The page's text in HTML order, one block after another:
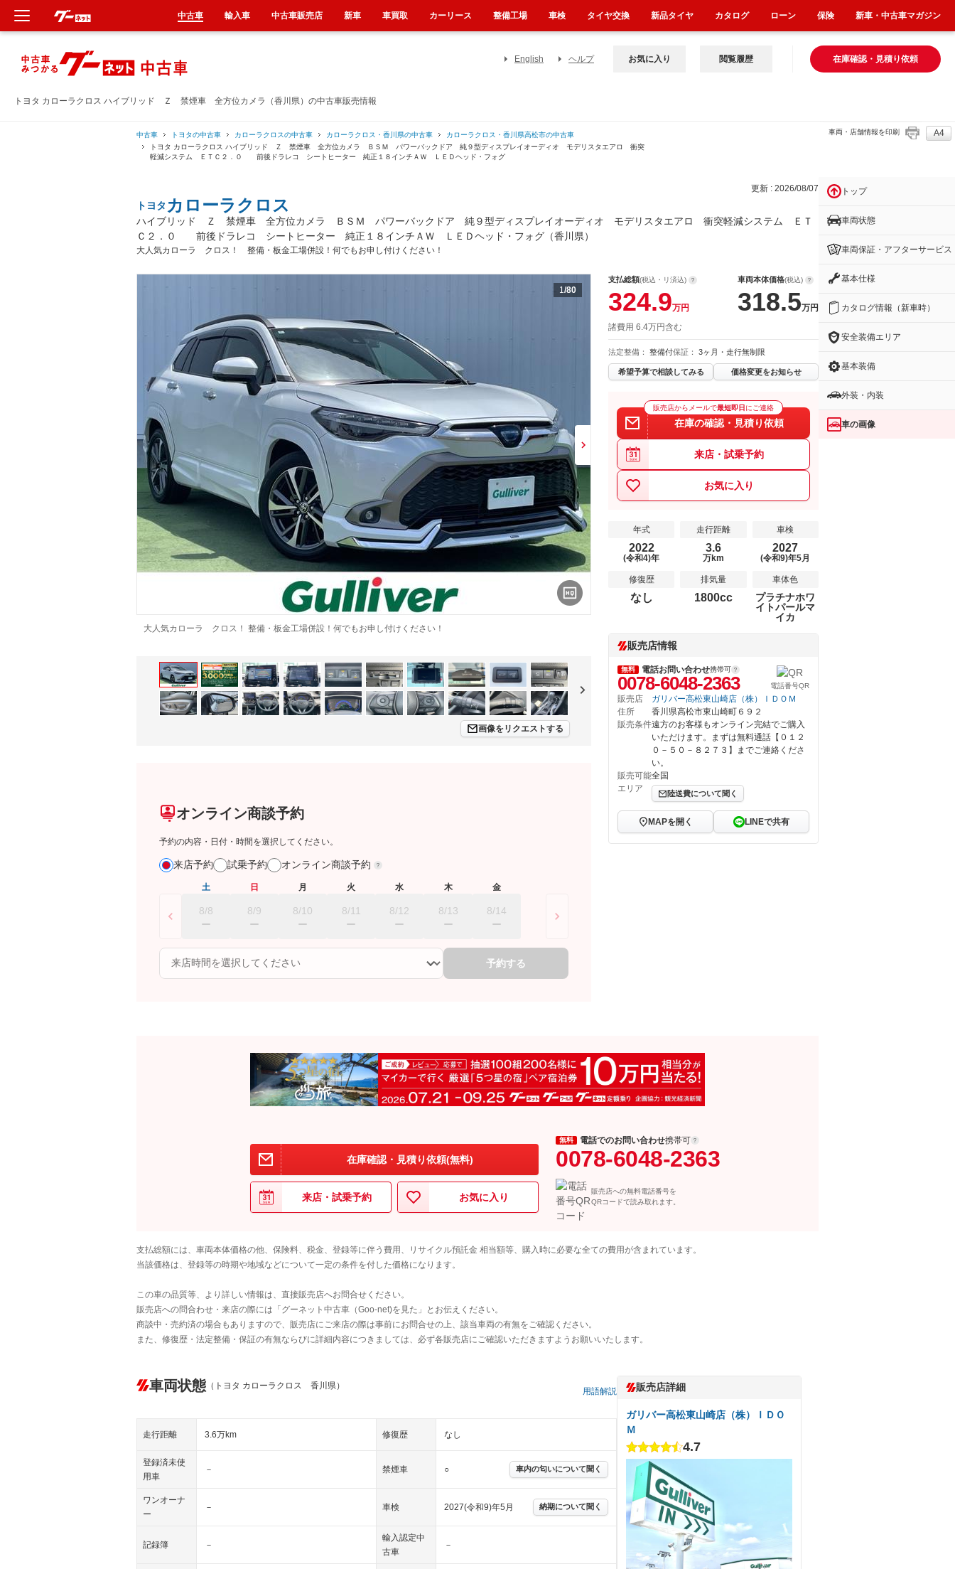
トヨタ カローラクロス ハイブリッド Ｚ 禁煙車 全方位カメラ（香川県）の中古車販売情報
English ヘルプ 在庫確認・見積り依頼
お気に入り 閲覧履歴
中古車 トヨタの中古車 カローラクロスの中古車 カローラクロス・香川県の中古車
カローラクロス・香川県高松市の中古車
トヨタ カローラクロス ハイブリッド Ｚ 禁煙車 全方位カメラ ＢＳＭ パワーバックドア 純９型ディスプレイオーディオ モデリスタエアロ 衝突
軽減システム ＥＴＣ２．０ 前後ドラレコ シートヒーター 純正１８インチＡＷ ＬＥＤヘッド・フォグ
車両・店舗情報を印刷 A4
更新 : 2026/08/07
トヨタ カローラクロス
ハイブリッド Ｚ 禁煙車 全方位カメラ ＢＳＭ パワーバックドア 純９型ディスプレイオーディオ モデリスタエアロ 衝突軽減システム ＥＴ
Ｃ２．０ 前後ドラレコ シートヒーター 純正１８インチＡＷ ＬＥＤヘッド・フォグ（香川県）
大人気カローラ クロス！ 整備・板金工場併設！何でもお申し付けください！
1/80
大人気カローラ クロス！ 整備・板金工場併設！何でもお申し付けください！
画像をリクエストする
オンライン商談予約
予約の内容・日付・時間を選択してください。
来店予約 試乗予約 オンライン商談予約
土
8/8
日
8/9
月
8/10
火
8/11
水
8/12
木
8/13
金
8/14
予約する
支払総額(税込・リ済込)
324.9万円
車両本体価格(税込)
318.5万円
諸費用 6.4万円含む
法定整備： 整備付保証： 3ヶ月・走行無制限
希望予算で相談してみる 価格変更をお知らせ
販売店からメールで最短即日 にご連絡
在庫の確認・見積り依頼
来店・試乗予約
お気に入り
年式
2022
(令和4)年
走行距離
3.6
万km
車検
2027
(令和9)年5月
修復歴
なし
排気量
1800cc
車体色
プラチナホワ
イトパールマ
イカ
販売店情報
無料 電話お問い合わせ携帯可
0078-6048-2363 電話番号QR
販売店
ガリバー高松東山崎店（株）ＩＤＯＭ
住所
香川県高松市東山崎町６９２
販売条件遠方のお客様もオンライン完結でご購入
いただけます。まずは無料通話【０１２
０－５０－８２７３】までご連絡くださ
い。
販売可能
エリア
全国
陸送費について聞く
MAPを開く LINEで共有
在庫確認・見積り依頼(無料)
来店・試乗予約 お気に入り
無料 電話でのお問い合わせ携帯可
0078-6048-2363
販売店への無料電話番号を
QRコードで読み取れます。
支払総額には、車両本体価格の他、保険料、税金、登録等に伴う費用、リサイクル預託金 相当額等、購入時に必要な全ての費用が含まれています。
当該価格は、登録等の時期や地域などについて一定の条件を付した価格になります。
この車の品質等、より詳しい情報は、直接販売店へお問合せください。
販売店への問合わせ・来店の際には「グーネット中古車（Goo-net)を見た」とお伝えください。
商談中・売約済の場合もありますので、販売店にご来店の際は事前にお問合せの上、該当車両の有無をご確認ください。
また、修復歴・法定整備・保証の有無ならびに詳細内容につきましては、必ず各販売店にご確認いただきますようお願いいたします。
車両状態 （トヨタ カローラクロス 香川県）
用語解説
走行距離 3.6万km 修復歴 なし
登録済未使
用車
－ 禁煙車 ○ 車内の匂いについて聞く
ワンオーナ
ー
－ 車検 2027(令和9)年5月 納期について聞く
記録簿 －
輸入認定中
古車
－
販売店詳細
ガリバー高松東山崎店（株）ＩＤＯ
Ｍ
4.7
トップ
車両状態
車両保証・アフターサービス
基本仕様
カタログ情報（新車時）
安全装備エリア
基本装備
外装・内装
車の画像
中古車 輸入車 中古車販売店 新車 車買取 カーリース 整備工場 車検 タイヤ交換 新品タイヤ カタログ ローン 保険 新車・中古車マガジン
新車
中古車